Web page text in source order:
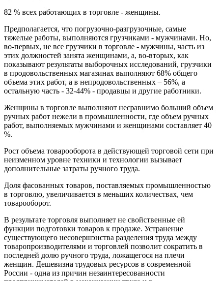
82 % всех работающих в торговле - женщины.
Предполагается, что погрузочно-разгрузочные, самые
тяжелые работы, выполняются грузчиками - мужчинами. Но,
во-первых, не все грузчики в торговле - мужчины, часть из
этих должностей занята женщинами, а, во-вторых, как
показывают результаты выборочных исследований, грузчики
в продовольственных магазинах выполняют 68% общего
объема этих работ, а в непродовольственных – 56%, а
остальную часть - 32-44% - продавцы и другие работники.
Женщины в торговле выполняют несравнимо больший объем
ручных работ нежели в промышленности, где объем ручных
работ, выполняемых мужчинами и женщинами составляет 40
%.
Рост объема товарооборота в действующей торговой сети при
неизменном уровне техники и технологии вызывает
дополнительные затраты ручного труда.
Доля фасованных товаров, поставляемых промышленностью
в торговлю, увеличивается в меньших количествах, чем
товарооборот.
В результате торговля выполняет не свойственные ей
функции подготовки товаров к продаже. Устранение
существующего несовершэнства разделения труда между
товаропроизводителями и торговлей позволит сократить в
последней долю ручного труда, ложащегося на плечи
женщин. Дешевизна трудовых ресурсов в современной
России - одна из причин незаинтересованности